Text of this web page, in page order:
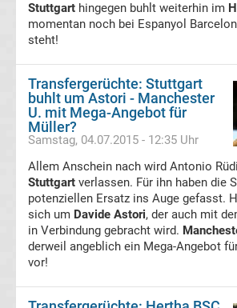
Stuttgart
Transfergerüchte
VfL
Bochum
Transfergerüchte
VfL
Wolfsburg
Transfergerüchte
Stuttgart hingegen buhlt weiterhin im
momentan noch bei Espanyol
steht!
Transfergerüchte: Stuttgart
buhlt um Astori - Manchester
U. mit Mega-Angebot für
Müller?
Samstag, 04.07.2015 - 12:35 Uhr
Allem Anschein nach wird Antonio
Stuttgart verlassen. Für ihn haben die
potenziellen Ersatz ins Auge gefasst.
sich um Davide Astori, der auch mit
in Verbindung gebracht wird.
derweil angeblich ein Mega-Angebot
vor!